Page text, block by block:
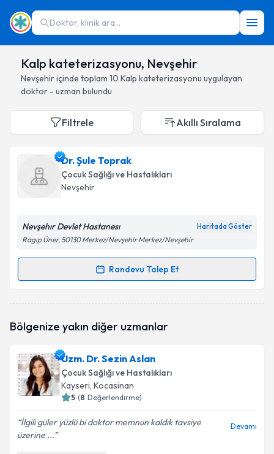
Doktor, klinik ara...
Kalp kateterizasyonu, Nevşehir
Nevşehiriçinde toplam 10 Kalp kateterizasyonu uygulayan
doktor - uzman bulundu
Filtrele Akıllı Sıralama
Dr. Şule Toprak
Çocuk Sağlığı ve Hastalıkları
Nevşehir
Nevşehır Devlet Hastanesı Haritada Göster
Ragıp Üner, 50130 Merkez/Nevşehir Merkez/Nevşehir
Randevu Talep Et
Randevu Takvimi Talebi
Size bu uzmandan randevu almanız için bir takvim
E-posta Adresiniz
Kişisel verilerimin işlenmesine ilişkinAydınlatma
Bölgenize yakın diğer uzmanlar
Uzm. Dr. Sezin Aslan
Çocuk Sağlığı ve Hastalıkları
Kayseri, Kocasinan
5 (8 Değerlendirme)
İlgili güler yüzlü bi doktor memnun kaldık tavsiye
üzerine ...
Devamı